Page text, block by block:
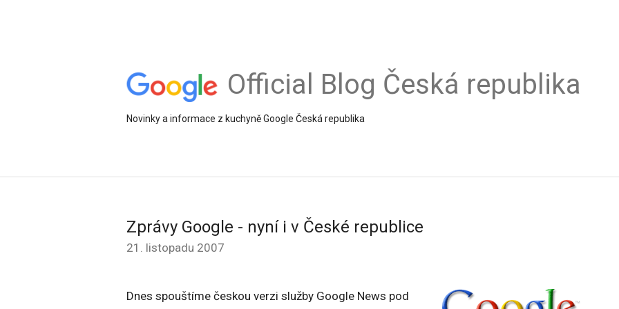
Official Blog Česká republika
Novinky a informace z kuchyně Google Česká republika
Zprávy Google - nyní i v České republice
21. listopadu 2007
Dnes spouštíme českou verzi služby Google News pod